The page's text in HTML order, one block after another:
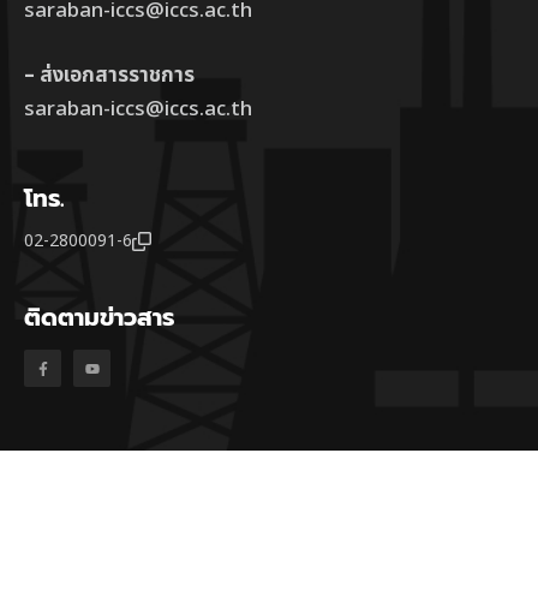
saraban-iccs@iccs.ac.th
– ส่งเอกสารราชการ
saraban-iccs@iccs.ac.th
โทร.
02-2800091-6
ติดตามข่าวสาร